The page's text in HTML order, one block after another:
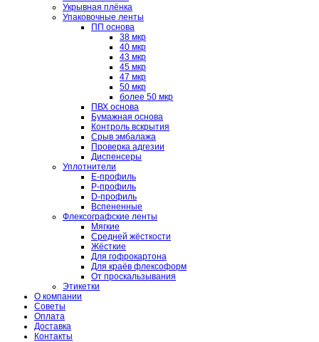
Укрывная плёнка
Упаковочные ленты
ПП основа
38 мкр
40 мкр
43 мкр
45 мкр
47 мкр
50 мкр
более 50 мкр
ПВХ основа
Бумажная основа
Контроль вскрытия
Срыв эмбалажа
Проверка адгезии
Диспенсеры
Уплотнители
E-профиль
P-профиль
D-профиль
Вспененные
Флексографские ленты
Мягкие
Средней жёсткости
Жёсткие
Для гофрокартона
Для краёв флексоформ
От проскальзывания
Этикетки
О компании
Советы
Оплата
Доставка
Контакты